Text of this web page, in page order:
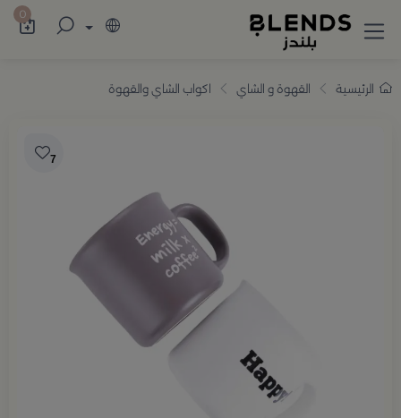
تسوّق من بلندز تشكيلة تضم ترامس القهوة 0
الرئيسية القهوة و الشاي اكواب الشاي والقهوة
7